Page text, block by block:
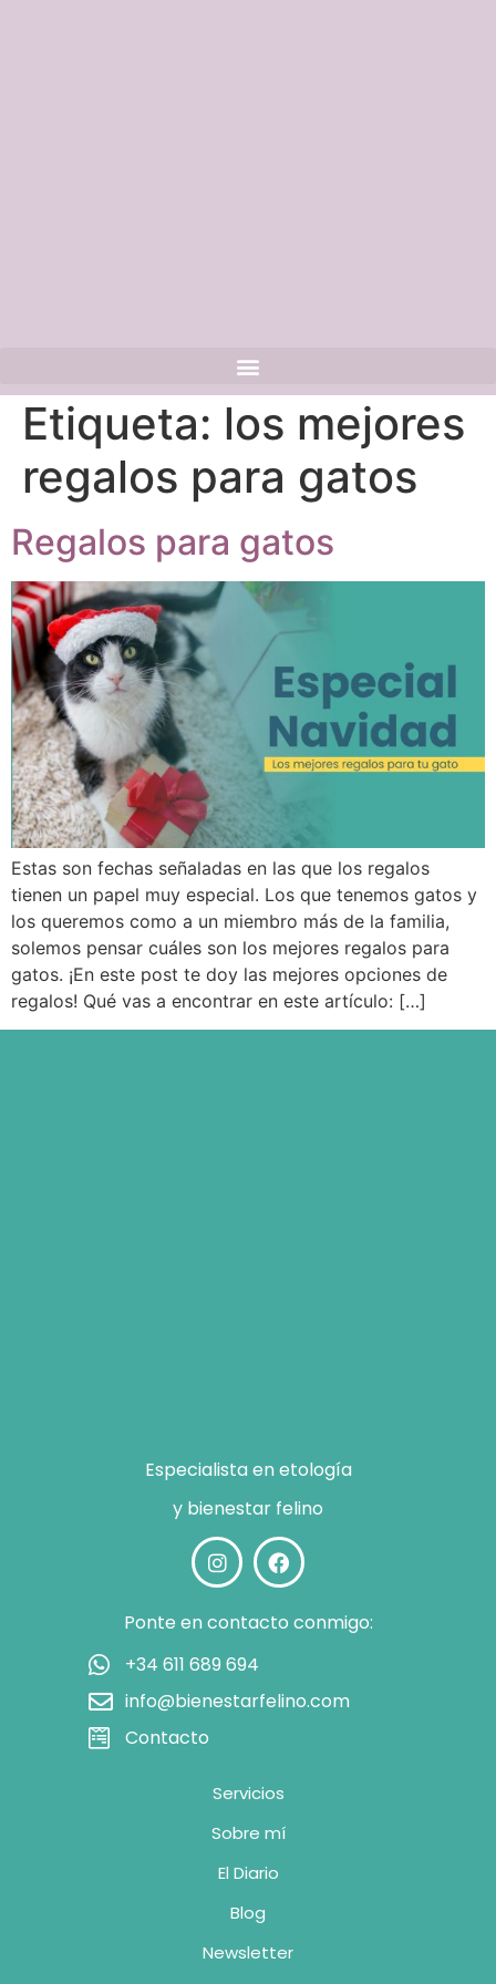
Etiqueta: los mejores
regalos para gatos
Regalos para gatos
Estas son fechas señaladas en las que los regalos
tienen un papel muy especial. Los que tenemos gatos y
los queremos como a un miembro más de la familia,
solemos pensar cuáles son los mejores regalos para
gatos. ¡En este post te doy las mejores opciones de
regalos! Qué vas a encontrar en este artículo: […]
Especialista en etología
y bienestar felino
Ponte en contacto conmigo:
+34 611 689 694
info@bienestarfelino.com
Contacto
Servicios
Sobre mí
El Diario
Blog
Newsletter